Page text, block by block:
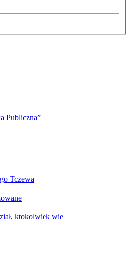
Publiczna”
Tczewa
ktokolwiek wie